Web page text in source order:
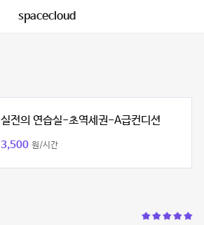
spacecloud
실전의 연습실-초역세권-A급컨디션
3,500 원/시간